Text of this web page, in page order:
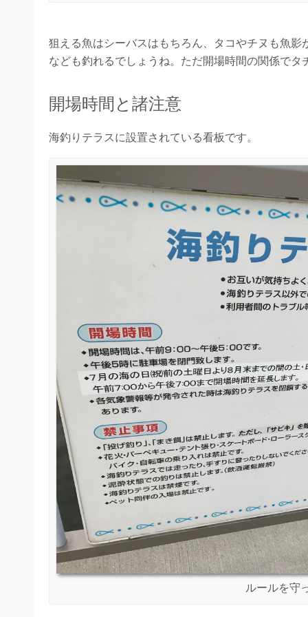
狙える魚はシーバスはもちろん、タコやチヌも魚
なども釣れるでしょうね。ただ開場時間の関係で
開場時間と諸注意
海釣りテラスに設置されている看板です。
ルールを守